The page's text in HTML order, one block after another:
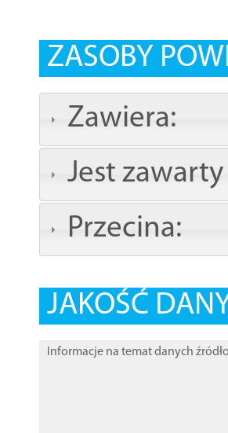
ZASOBY
Zawiera:
Jest
Przecina:
JAKOŚĆ
Informacje na temat danych